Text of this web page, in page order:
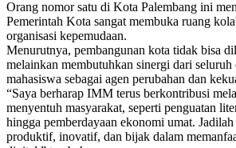
Orang nomor satu di Kota Palembang ini
Pemerintah Kota sangat membuka ruang
organisasi kepemudaan.
Menurutnya, pembangunan kota tidak bisa
melainkan membutuhkan sinergi dari seluruh
mahasiswa sebagai agen perubahan dan
“Saya berharap IMM terus berkontribusi
menyentuh masyarakat, seperti penguatan
hingga pemberdayaan ekonomi umat.
produktif, inovatif, dan bijak dalam